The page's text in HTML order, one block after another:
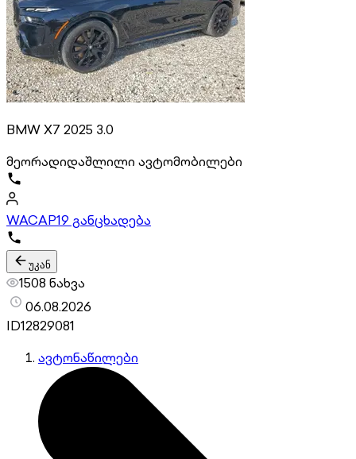
BMW X7 2025 3.0
მეორადიდაშლილი ავტომობილები
WACAP19 განცხადება
უკან
1508 ნახვა
06.08.2026
ID12829081
ავტონაწილები